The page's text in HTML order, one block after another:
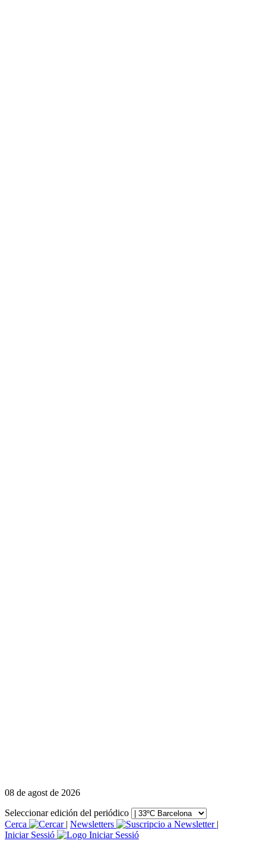
08 de agost de 2026
Seleccionar edición del periódico
Cerca
| Newsletters
|
Iniciar Sessió